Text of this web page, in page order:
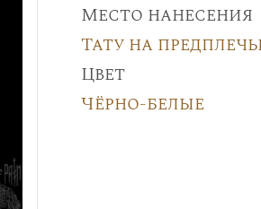
Место нанесения
Тату на
Цвет
Чёрно-белые